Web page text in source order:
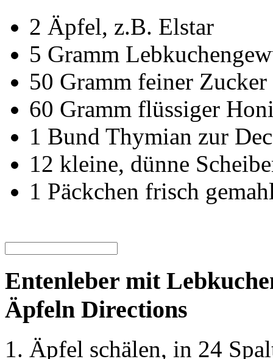
2 Äpfel, z.B. Elstar
5 Gramm
50 Gramm feiner Zucker
60 Gramm flüssiger
1 Bund Thymian zur
12 kleine, dünne
1 Päckchen frisch
Entenleber mit
Äpfeln Directions
Äpfel schälen, in 24